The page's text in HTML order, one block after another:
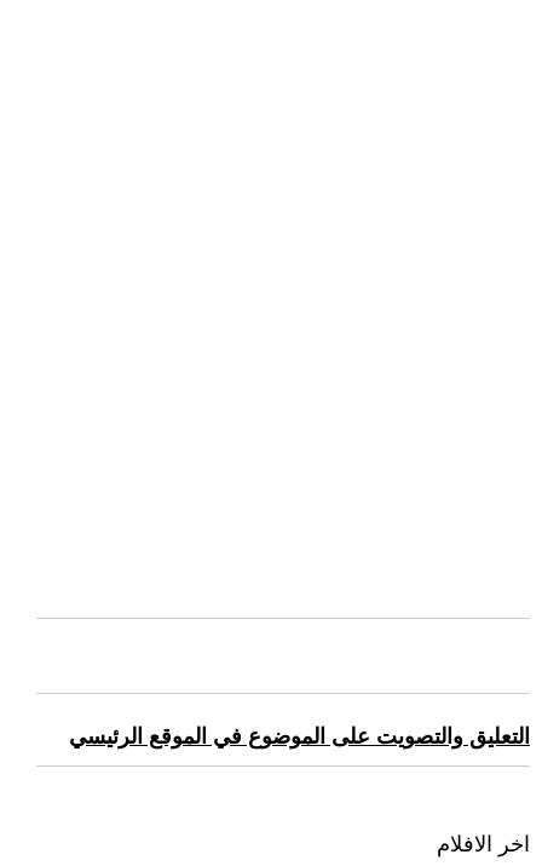
التعليق والتصويت على الموضوع في الموقع الرئيسي
اخر الافلام